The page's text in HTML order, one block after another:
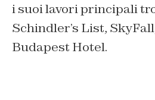
i suoi lavori principali
Schindler’s List, SkyFall
Budapest Hotel.